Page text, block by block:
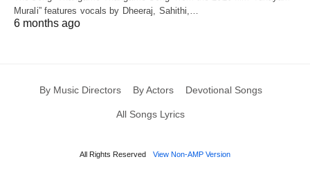
Murali” features vocals by Dheeraj, Sahithi,…
6 months ago
By Music Directors By Actors Devotional Songs
All Songs Lyrics
All Rights Reserved View Non-AMP Version